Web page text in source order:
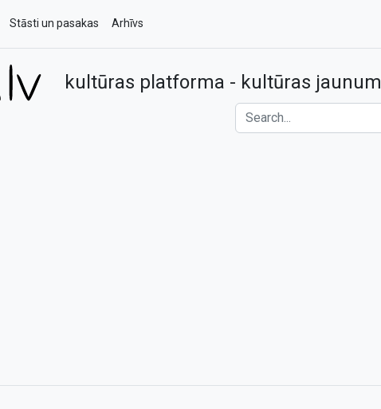
Stāsti un pasakas Arhīvs
kultūras platforma - kultūras